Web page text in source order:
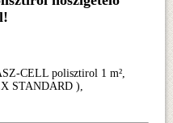
CELL polisztirol 1 m²,
STANDARD ),